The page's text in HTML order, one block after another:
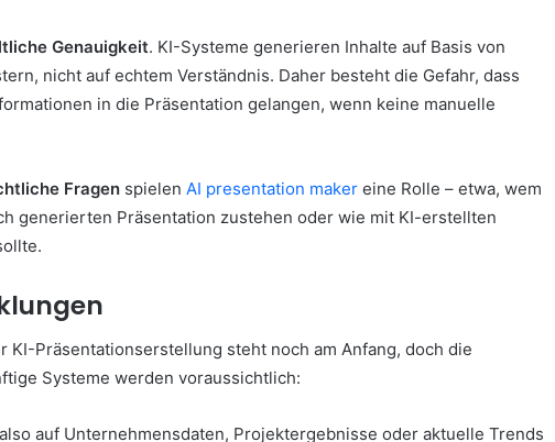
Genauigkeit. KI-Systeme generieren Inhalte auf Basis von
nicht auf echtem Verständnis. Daher besteht die Gefahr, dass
in die Präsentation gelangen, wenn keine manuelle
Fragen spielen AI presentation maker eine Rolle – etwa, wem
generierten Präsentation zustehen oder wie mit KI-erstellten
KI-Präsentationserstellung steht noch am Anfang, doch die
Systeme werden voraussichtlich:
auf Unternehmensdaten, Projektergebnisse oder aktuelle Trends